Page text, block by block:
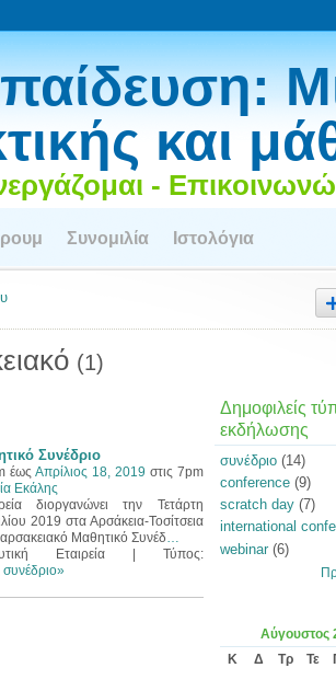
και
- Επικοινωνώ
Συνομιλία Ιστολόγια
(1)
Συνέδριο
έως Απρίλιος 18, 2019 στις 7pm
Εκάλης
διοργανώνει την Τετάρτη
2019 στα Αρσάκεια-Τοσίτσεια
Μαθητικό Συνέδ…
Εταιρεία | Τύπος:
συνέδριο»
Δημοφιλείς
εκδήλωσης
συνέδριο(14)
conference(9)
scratch day(7)
international
webinar(6)
Αύγουστος
Κ
Δ Τρ Τε